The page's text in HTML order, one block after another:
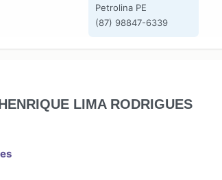
Petrolina PE
(87) 98847-6339
LIMA RODRIGUES